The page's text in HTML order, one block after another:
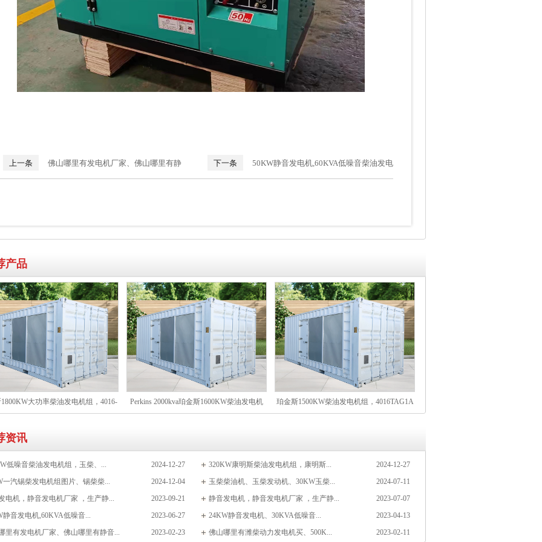
上一条
佛山哪里有发电机厂家、佛山哪里有静
音发电机厂家、发电机厂家、佛山发电机
下一条
50KW静音发电机,60KVA低噪音柴油发电
机组，潍柴发电机，玉柴发电机。康明斯发电机，静音
产品
大功率柴油发电机组，4016- Perkins 2000kva珀金斯1600KW柴油发电机 珀金斯1500KW柴油发电机组，4016TAG1A
资讯
2024-12-27
低噪音柴油发电机组，玉柴、... 2024-12-27
320KW康明斯柴油发电机组，康明斯...
2024-12-04
一汽锡柴发电机组图片、锡柴柴... 2024-07-11
玉柴柴油机、玉柴发动机、30KW玉柴...
2023-09-21
电机，静音发电机厂家 ，生产静... 2023-07-07
静音发电机，静音发电机厂家 ，生产静...
2023-06-27
静音发电机,60KVA低噪音... 2023-04-13
24KW静音发电机、30KVA低噪音...
2023-02-23
里有发电机厂家、佛山哪里有静音... 2023-02-11
佛山哪里有潍柴动力发电机买、500K...